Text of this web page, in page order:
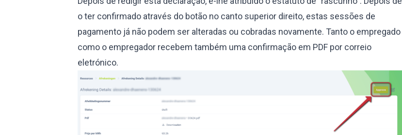
o ter confirmado através do botão no canto superior direito, estas sessões de
pagamento já não podem ser alteradas ou cobradas novamente. Tanto o empregado
como o empregador recebem também uma confirmação em PDF por correio
eletrónico.